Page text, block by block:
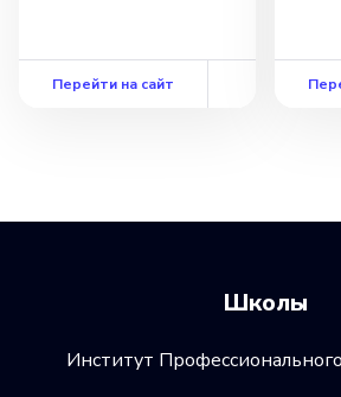
Перейти на сайт
Школы
Институт